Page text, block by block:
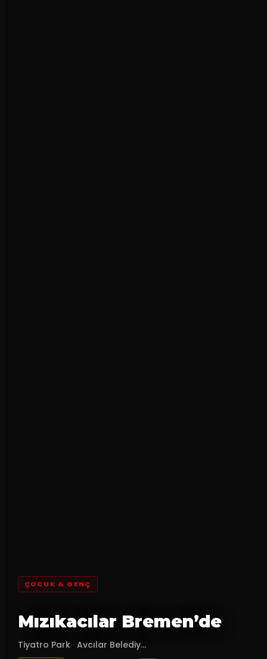
ÇOCUK & GENÇ
Mızıkacılar Bremen’de
Tiyatro Park · Avcılar Belediy...